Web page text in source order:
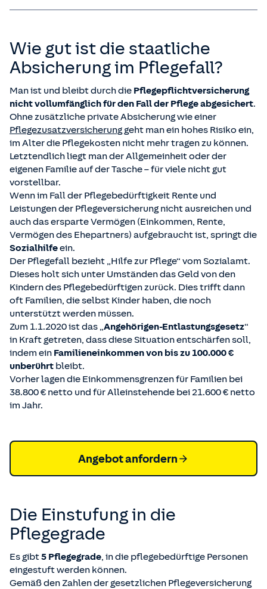
Wie gut ist die staatliche
Absicherung im Pflegefall?
Man ist und bleibt durch die Pflegepflichtversicherung
nicht vollumfänglich für den Fall der Pflege abgesichert.
Ohne zusätzliche private Absicherung wie einer
Pflegezusatzversicherung geht man ein hohes Risiko ein,
im Alter die Pflegekosten nicht mehr tragen zu können.
Letztendlich liegt man der Allgemeinheit oder der
eigenen Familie auf der Tasche – für viele nicht gut
vorstellbar.
Wenn im Fall der Pflegebedürftigkeit Rente und
Leistungen der Pflegeversicherung nicht ausreichen und
auch das ersparte Vermögen (Einkommen, Rente,
Vermögen des Ehepartners) aufgebraucht ist, springt die
Sozialhilfeein.
Der Pflegefall bezieht „Hilfe zur Pflege“ vom Sozialamt.
Dieses holt sich unter Umständen das Geld von den
Kindern des Pflegebedürftigen zurück. Dies trifft dann
oft Familien, die selbst Kinder haben, die noch
unterstützt werden müssen.
Zum 1.1.2020 ist das „Angehörigen-Entlastungsgesetz“
in Kraft getreten, dass diese Situation entschärfen soll,
indem ein Familieneinkommen von bis zu 100.000 €
unberührt bleibt.
Vorher lagen die Einkommensgrenzen für Familien bei
38.800 € netto und für Alleinstehende bei 21.600 € netto
im Jahr.
Angebot anfordern
Die Einstufung in die
Pflegegrade
Es gibt5 Pflegegrade, in die pflegebedürftige Personen
eingestuft werden können.
Gemäß den Zahlen der gesetzlichen Pflegeversicherung